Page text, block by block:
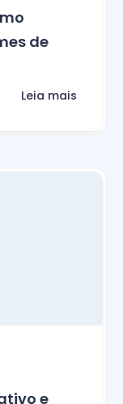
de
Leia mais
e